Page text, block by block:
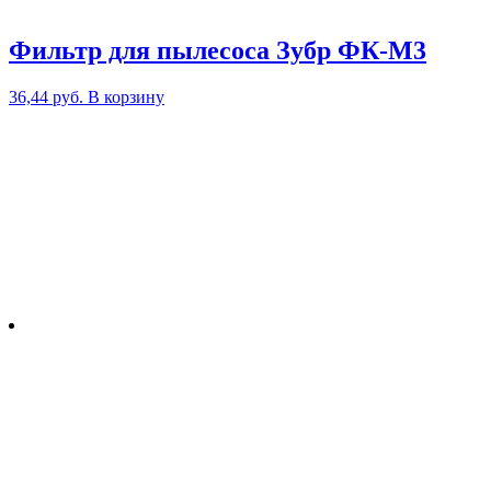
Фильтр для пылесоса Зубр ФК-М3
36,44 руб. В корзину